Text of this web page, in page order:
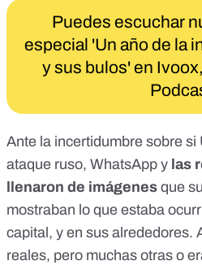
Puedes escuchar
especial 'Un año de la
y sus bulos' en Ivoox,
Ante la incertidumbre sobre si
ataque ruso, WhatsApp y las
llenaron de imágenes que
mostraban lo que estaba
capital, y en sus alrededores.
reales, pero muchas otras o